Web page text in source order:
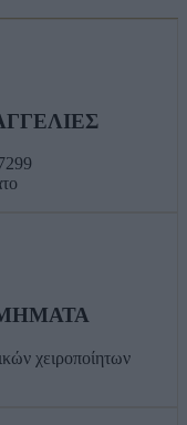
χειροποίητων